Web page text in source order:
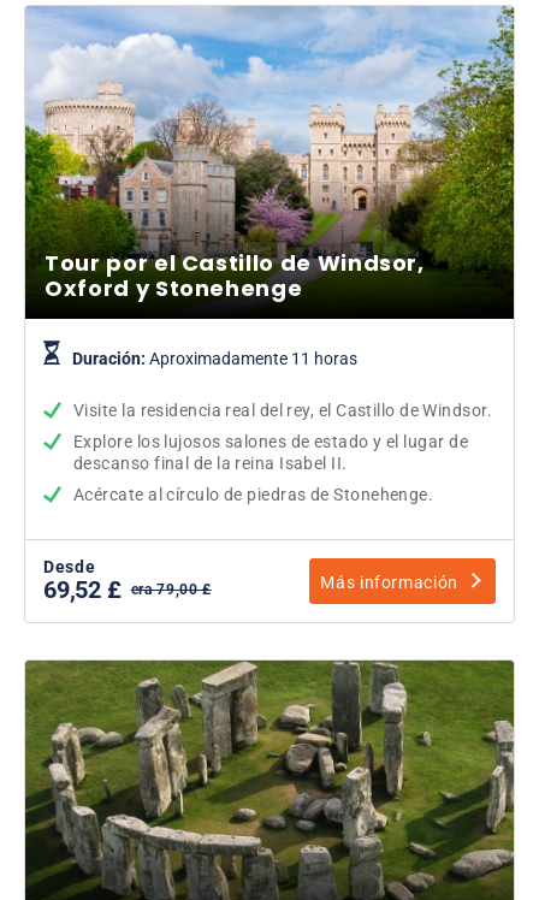
Tour por el Castillo de Windsor,
Oxford y Stonehenge
Duración: Aproximadamente 11 horas
Visite la residencia real del rey, el Castillo de Windsor.
Explore los lujosos salones de estado y el lugar de
descanso final de la reina Isabel II.
Acércate al círculo de piedras de Stonehenge.
Desde
69,52 £ era 79,00 £ Más información